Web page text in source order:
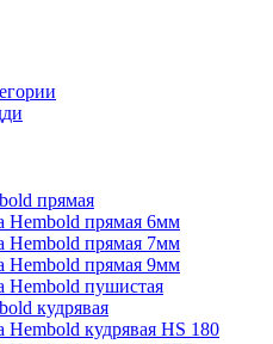
прямая
Hembold прямая 6мм
Hembold прямая 7мм
Hembold прямая 9мм
Hembold пушистая
кудрявая
Hembold кудрявая HS 180